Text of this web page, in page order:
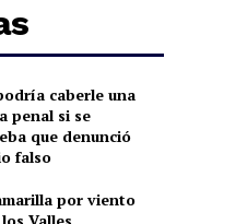
caberle una
penal si se
que denunció
falso
por viento